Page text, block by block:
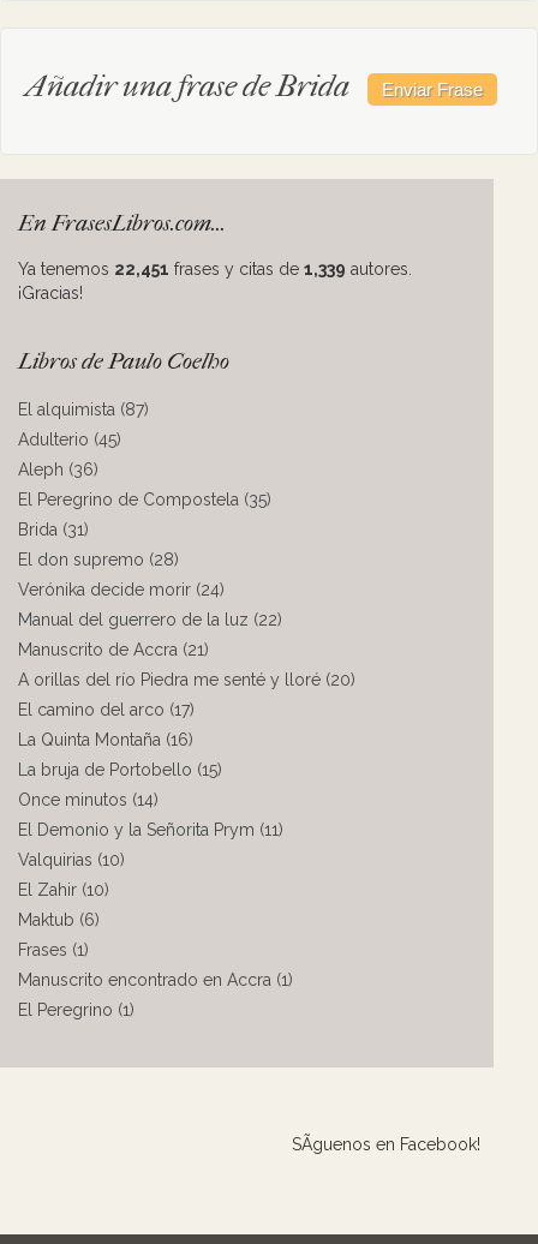
Añadir una frase de Brida
En FrasesLibros.com...
Ya tenemos 22,451 frases y citas de 1,339 autores.
¡Gracias!
Libros de Paulo Coelho
El alquimista (87)
Adulterio (45)
Aleph (36)
El Peregrino de Compostela (35)
Brida (31)
El don supremo (28)
Verónika decide morir (24)
Manual del guerrero de la luz (22)
Manuscrito de Accra (21)
A orillas del río Piedra me senté y lloré (20)
El camino del arco (17)
La Quinta Montaña (16)
La bruja de Portobello (15)
Once minutos (14)
El Demonio y la Señorita Prym (11)
Valquirias (10)
El Zahir (10)
Maktub (6)
Frases (1)
Manuscrito encontrado en Accra (1)
El Peregrino (1)
SÃ­guenos en Facebook!